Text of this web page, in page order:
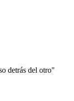
detrás del otro"